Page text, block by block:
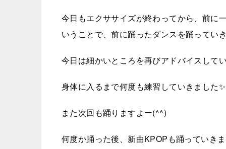
今日もエクササイズが終わってから、前に
いうことで、前に踊ったダンスを踊ってい
今日は細かいところを再びアドバイスして
身体に入るまで何度も練習していきました✨
また次回も踊りますよー(^^)
何度か踊った後、新曲KPOPも踊っていき